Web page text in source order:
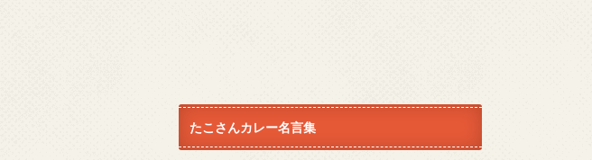
たこさんカレー名言集